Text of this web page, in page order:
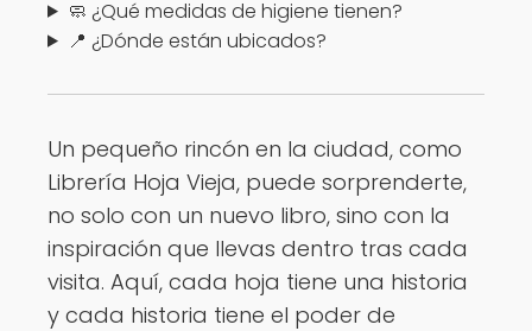
🧼 ¿Qué medidas de higiene tienen?
📍 ¿Dónde están ubicados?
Un pequeño rincón en la ciudad, como
Librería Hoja Vieja, puede sorprenderte,
no solo con un nuevo libro, sino con la
inspiración que llevas dentro tras cada
visita. Aquí, cada hoja tiene una historia
y cada historia tiene el poder de